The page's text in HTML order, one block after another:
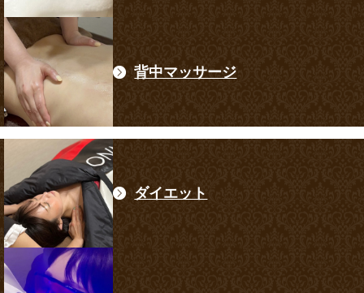
背中マッサージ
ダイエット